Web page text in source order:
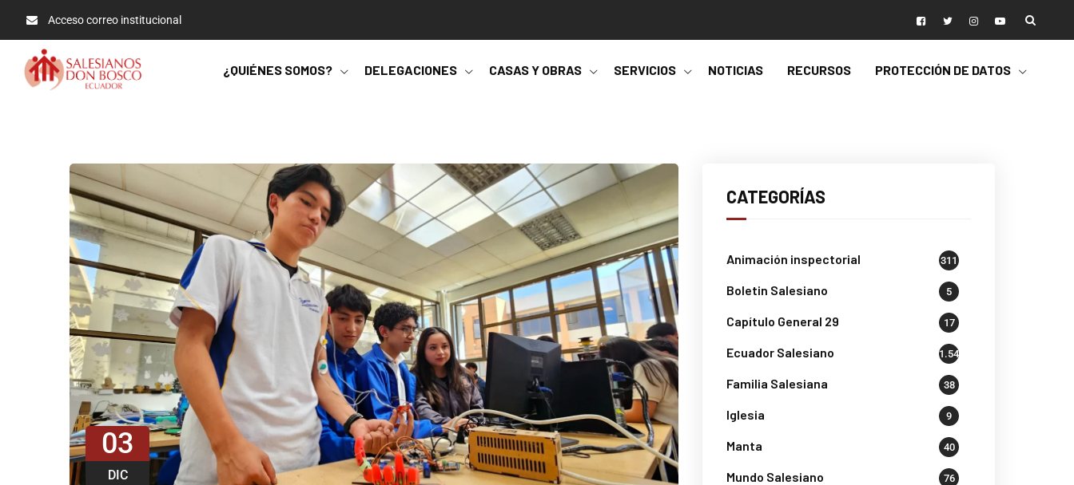
Acceso correo institucional
¿QUIÉNES SOMOS? DELEGACIONES CASAS Y OBRAS SERVICIOS NOTICIAS RECURSOS PROTECCIÓN DE DATOS
03
DIC
CATEGORÍAS
Animación inspectorial 311
Boletin Salesiano 5
Capítulo General 29 17
Ecuador Salesiano 1.541
Familia Salesiana 38
Iglesia 9
Manta 40
Mundo Salesiano 76